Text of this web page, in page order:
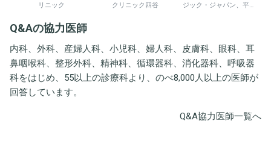
リニック
クリニック四谷
ジック・ジャパン、平野
Q&Aの協力医師
内科、外科、産婦人科、小児科、婦人科、皮膚科、眼科、耳
鼻咽喉科、整形外科、精神科、循環器科、消化器科、呼吸器
科をはじめ、55以上の診療科より、のべ8,000人以上の医師が
回答しています。
Q&A協力医師一覧へ